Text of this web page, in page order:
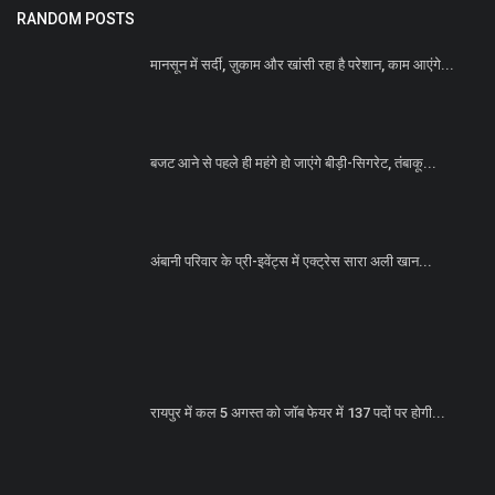
RANDOM POSTS
मानसून में सर्दी, ज़ुकाम और खांसी रहा है परेशान, काम आएंगे...
बजट आने से पहले ही महंगे हो जाएंगे बीड़ी-सिगरेट, तंबाकू...
अंबानी परिवार के प्री-इवेंट्स में एक्ट्रेस सारा अली खान...
रायपुर में कल 5 अगस्त को जॉब फेयर में 137 पदों पर होगी...